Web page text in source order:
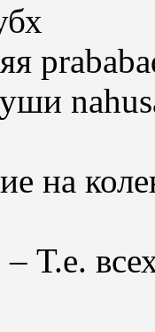
на
Т.е.